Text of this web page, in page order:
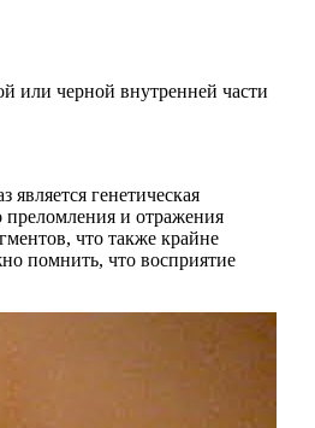
или черной внутренней части
генетическая
преломления и отражения
что также крайне
помнить, что восприятие